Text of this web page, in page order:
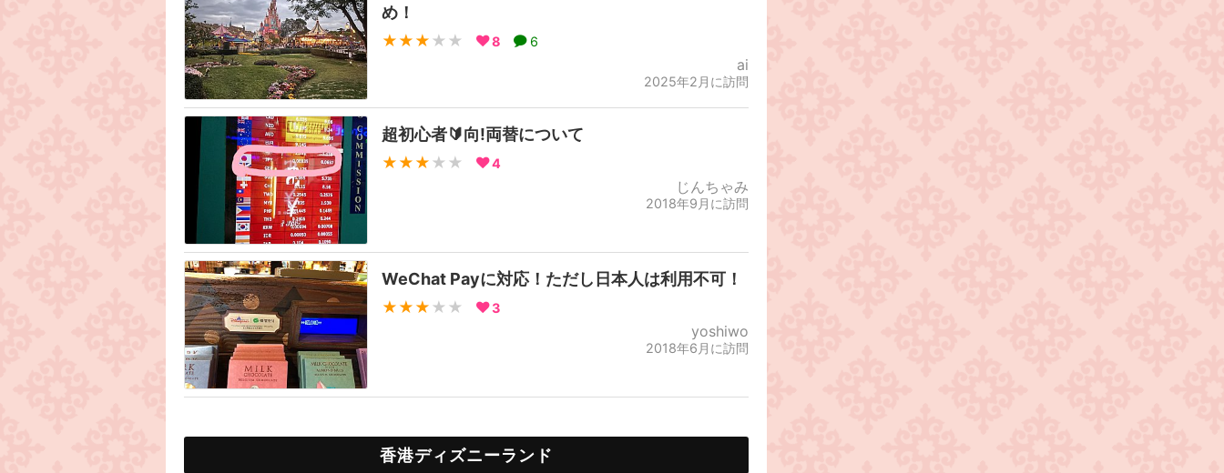
め！
★★★ ★★ 8 6
ai
2025年2月に訪問
超初心者🔰向!両替について
★★★ ★★ 4
じんちゃみ
2018年9月に訪問
WeChat Payに対応！ただし日本人は利用不可！
★★★ ★★ 3
yoshiwo
2018年6月に訪問
香港ディズニーランド